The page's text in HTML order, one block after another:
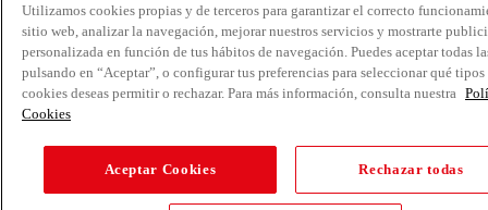
Utilizamos cookies propias y de terceros para garantizar el correcto
sitio web, analizar la navegación, mejorar nuestros servicios y mostrarte
personalizada en función de tus hábitos de navegación. Puedes aceptar todas
pulsando en “Aceptar”, o configurar tus preferencias para seleccionar qué tipos
cookies deseas permitir o rechazar. Para más información, consulta nuestra
Cookies
Aceptar Cookies Rechazar todas